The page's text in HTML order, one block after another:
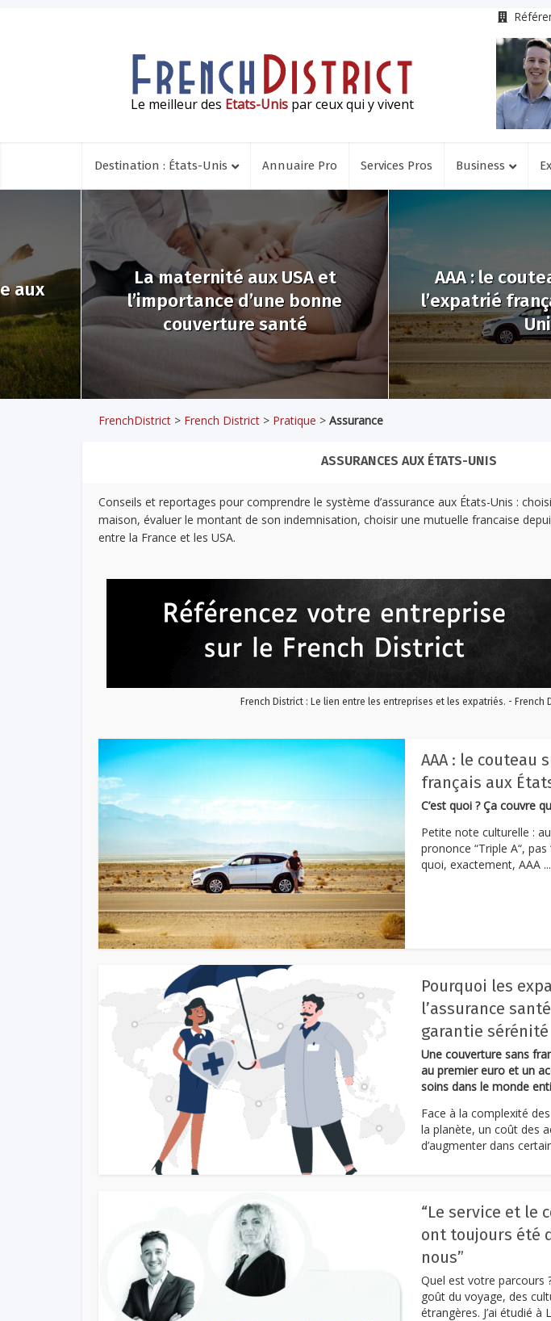
Le meilleur des Etats-Unis par ceux qui y vivent
Destination : États-Unis Annuaire Pro Services Pros Business
aux
La maternité aux USA et
l’importance d’une bonne
couverture santé
AAA : le
l’expatrié
FrenchDistrict > French District > Pratique > Assurance
ASSURANCES AUX ÉTATS-UNIS
Conseils et reportages pour comprendre le système d’assurance aux États-Unis :
maison, évaluer le montant de son indemnisation, choisir une mutuelle francaise
entre la France et les USA.
French District : Le lien entre les entreprises et les expatriés. - French
AAA : le couteau
français aux
C’est quoi ? Ça couvre
Petite note culturelle :
prononce “Triple A“, pas
quoi, exactement, AAA ...
Pourquoi les
l’assurance
garantie sérénité
Une couverture sans
au premier euro et un
soins dans le monde
Face à la complexité
la planète, un coût des
d’augmenter dans
“Le service et le
ont toujours été
nous”
Quel est votre parcours
goût du voyage, des
étrangères. J’ai étudié à